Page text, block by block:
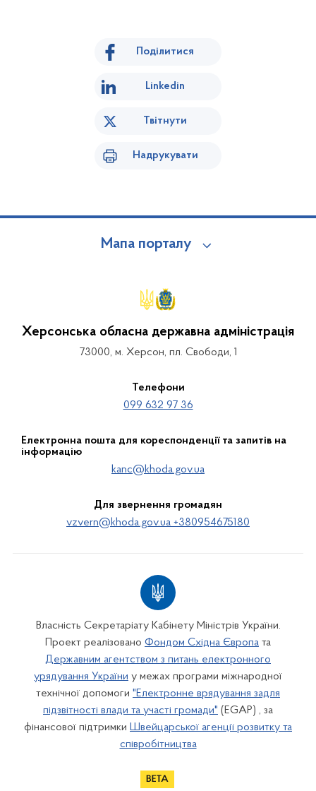
Поділитися
Linkedin
Твітнути
Надрукувати
Мапа порталу
Херсонська обласна державна адміністрація
73000, м. Херсон, пл. Свободи, 1
Телефони
099 632 97 36
Електронна пошта для кореспонденції та запитів на
інформацію
kanc@khoda.gov.ua
Для звернення громадян
vzvern@khoda.gov.ua +380954675180
Власність Секретаріату Кабінету Міністрів України.
Проект реалізовано Фондом Східна Європа та
Державним агентством з питань електронного
урядування України у межах програми міжнародної
технічної допомоги "Електронне врядування задля
підзвітності влади та участі громади" (EGAP) , за
фінансової підтримки Швейцарської агенції розвитку та
співробітництва